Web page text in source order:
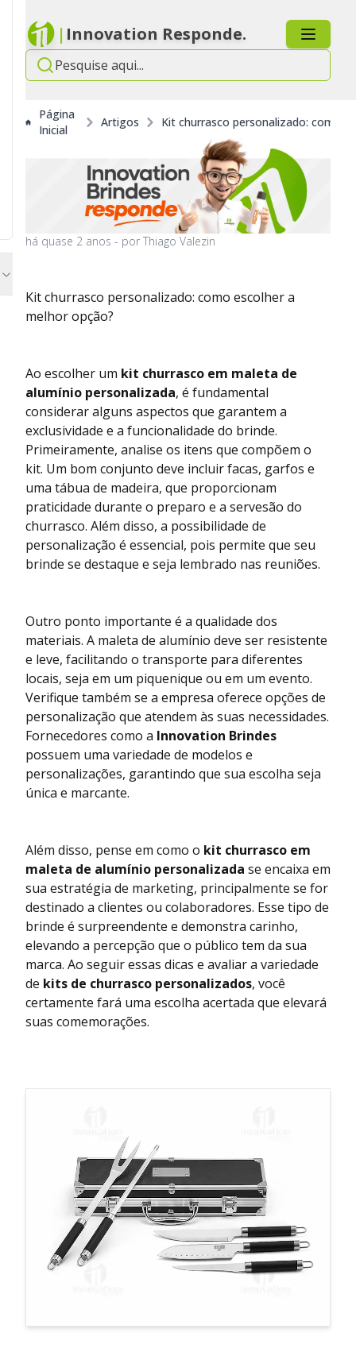
| Innovation Responde.
Página
Inicial
Artigos Kit churrasco personalizado: como
há quase 2 anos - por Thiago Valezin
Kit churrasco personalizado: como escolher a
melhor opção?
Ao escolher um kit churrasco em maleta de
alumínio personalizada, é fundamental
considerar alguns aspectos que garantem a
exclusividade e a funcionalidade do brinde.
Primeiramente, analise os itens que compõem o
kit. Um bom conjunto deve incluir facas, garfos e
uma tábua de madeira, que proporcionam
praticidade durante o preparo e a servesão do
churrasco. Além disso, a possibilidade de
personalização é essencial, pois permite que seu
brinde se destaque e seja lembrado nas reuniões.
Outro ponto importante é a qualidade dos
materiais. A maleta de alumínio deve ser resistente
e leve, facilitando o transporte para diferentes
locais, seja em um piquenique ou em um evento.
Verifique também se a empresa oferece opções de
personalização que atendem às suas necessidades.
Fornecedores como a Innovation Brindes
possuem uma variedade de modelos e
personalizações, garantindo que sua escolha seja
única e marcante.
Além disso, pense em como o kit churrasco em
maleta de alumínio personalizada se encaixa em
sua estratégia de marketing, principalmente se for
destinado a clientes ou colaboradores. Esse tipo de
brinde é surpreendente e demonstra carinho,
elevando a percepção que o público tem da sua
marca. Ao seguir essas dicas e avaliar a variedade
de kits de churrasco personalizados, você
certamente fará uma escolha acertada que elevará
suas comemorações.